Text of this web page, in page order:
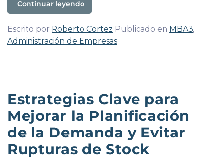
Continuar leyendo
Escrito por Roberto Cortez Publicado en MBA3,
Administración de Empresas
Estrategias Clave para
Mejorar la Planificación
de la Demanda y Evitar
Rupturas de Stock